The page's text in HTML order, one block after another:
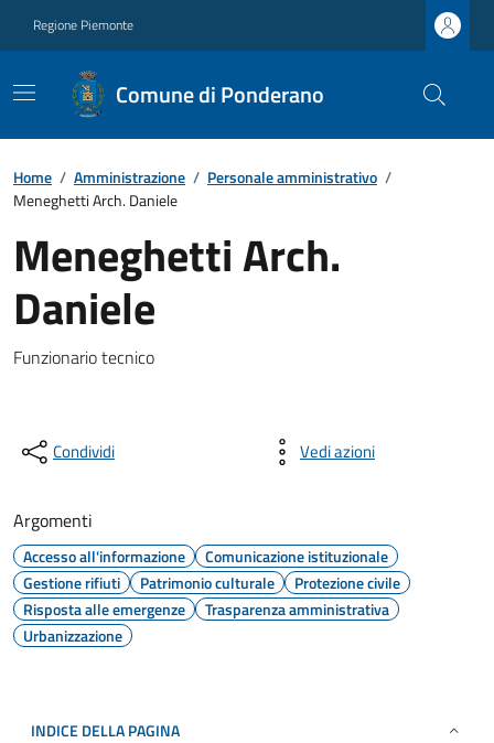
Regione Piemonte
Comune di Ponderano
Home / Amministrazione / Personale amministrativo /
Meneghetti Arch. Daniele
Meneghetti Arch.
Daniele
Funzionario tecnico
Condividi Vedi azioni
Argomenti
Accesso all'informazione
Comunicazione istituzionale
Gestione rifiuti
Patrimonio culturale
Protezione civile
Risposta alle emergenze
Trasparenza amministrativa
Urbanizzazione
INDICE DELLA PAGINA